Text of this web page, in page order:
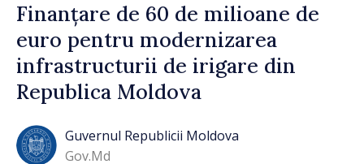
Finanțare de 60 de milioane de
euro pentru modernizarea
infrastructurii de irigare din
Republica Moldova
Guvernul Republicii Moldova
Gov.md